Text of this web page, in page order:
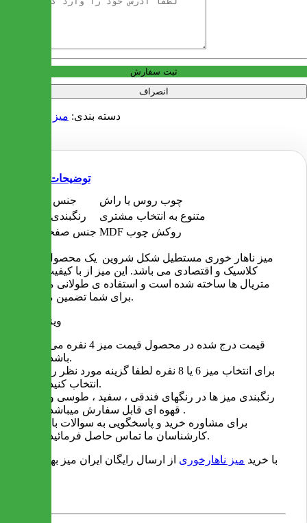
ثبت سفارش
انصراف
دسته بندی: میز ناهار خوری
توضیحات
جنس پایه ها
چوب روس یا راش
رنگبندی پارچه
متنوع به انتخاب مشتری
جنس صفحه میز
MDF روکش چوب
میز ناهار خوری مستطیل شکل شروین یک محصول زیبا ،
کلاسیک و اقتصادی می باشد. این میز از با کیفیت ترین
متریال ها ساخته شده است و استفاده ی طولانی مدت را
برای شما تضمین می کند.
ویژگی ها
قیمت درج شده در محصول قیمت میز 4 نفره می
باشد.
برای انتخاب میز 6 یا 8 نفره لطفا گزینه مورد نظر را
انتخاب کنید.
رنگبندی میز ها در رنگهای فندقی ، سفید ، طوسی و
قهوه ای قابل سفارش میباشد .
برای مشاوره خرید و پاسخگویی به سوالات با
کارشناسان ما تماس حاصل فرمائید.
با خرید میز ناهارخوری از ارسال رایگان ایران میز بهره مند